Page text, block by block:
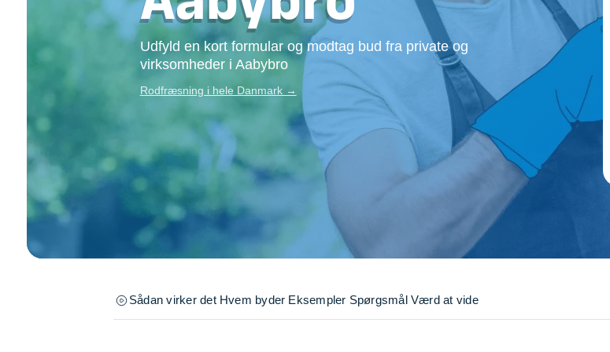
Opsætning af skillevæg
Rengøring
Tunge løft
TV installation og opsætning
Underholdning
Vinduespudsning
Se alle...
Udfyld en kort formular og modtag bud fra private og
virksomheder i Aabybro
Rodfræsning i hele Danmark →
Sådan virker det Hvem byder Eksempler Spørgsmål Værd at vide